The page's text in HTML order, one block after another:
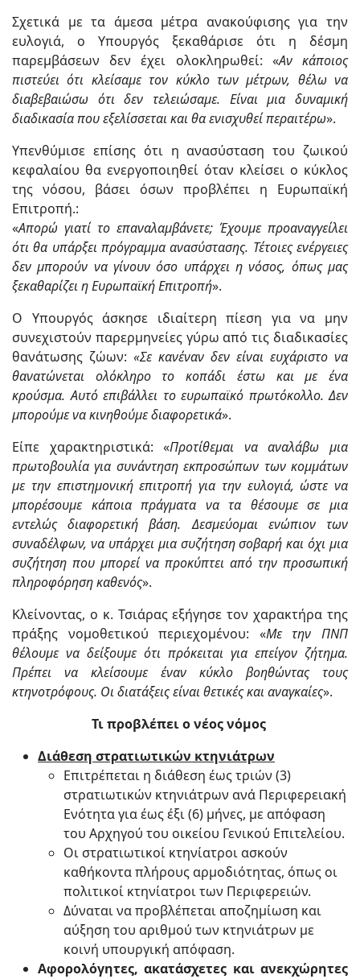
Σχετικά με τα άμεσα μέτρα ανακούφισης για την
ευλογιά, ο Υπουργός ξεκαθάρισε ότι η δέσμη
παρεμβάσεων δεν έχει ολοκληρωθεί: «Αν κάποιος
πιστεύει ότι κλείσαμε τον κύκλο των μέτρων, θέλω να
διαβεβαιώσω ότι δεν τελειώσαμε. Είναι μια δυναμική
διαδικασία που εξελίσσεται και θα ενισχυθεί περαιτέρω».
Υπενθύμισε επίσης ότι η ανασύσταση του ζωικού
κεφαλαίου θα ενεργοποιηθεί όταν κλείσει ο κύκλος
της νόσου, βάσει όσων προβλέπει η Ευρωπαϊκή
Επιτροπή.:
«Απορώ γιατί το επαναλαμβάνετε; Έχουμε προαναγγείλει
ότι θα υπάρξει πρόγραμμα ανασύστασης. Τέτοιες ενέργειες
δεν μπορούν να γίνουν όσο υπάρχει η νόσος, όπως μας
ξεκαθαρίζει η Ευρωπαϊκή Επιτροπή».
Ο Υπουργός άσκησε ιδιαίτερη πίεση για να μην
συνεχιστούν παρερμηνείες γύρω από τις διαδικασίες
θανάτωσης ζώων: «Σε κανέναν δεν είναι ευχάριστο να
θανατώνεται ολόκληρο το κοπάδι έστω και με ένα
κρούσμα. Αυτό επιβάλλει το ευρωπαϊκό πρωτόκολλο. Δεν
μπορούμε να κινηθούμε διαφορετικά».
Είπε χαρακτηριστικά: «Προτίθεμαι να αναλάβω μια
πρωτοβουλία για συνάντηση εκπροσώπων των κομμάτων
με την επιστημονική επιτροπή για την ευλογιά, ώστε να
μπορέσουμε κάποια πράγματα να τα θέσουμε σε μια
εντελώς διαφορετική βάση. Δεσμεύομαι ενώπιον των
συναδέλφων, να υπάρχει μια συζήτηση σοβαρή και όχι μια
συζήτηση που μπορεί να προκύπτει από την προσωπική
πληροφόρηση καθενός».
Κλείνοντας, ο κ. Τσιάρας εξήγησε τον χαρακτήρα της
πράξης νομοθετικού περιεχομένου: «Με την ΠΝΠ
θέλουμε να δείξουμε ότι πρόκειται για επείγον ζήτημα.
Πρέπει να κλείσουμε έναν κύκλο βοηθώντας τους
κτηνοτρόφους. Οι διατάξεις είναι θετικές και αναγκαίες».
Τι προβλέπει ο νέος νόμος
Διάθεση στρατιωτικών κτηνιάτρων
Επιτρέπεται η διάθεση έως τριών (3)
στρατιωτικών κτηνιάτρων ανά Περιφερειακή
Ενότητα για έως έξι (6) μήνες, με απόφαση
του Αρχηγού του οικείου Γενικού Επιτελείου.
Οι στρατιωτικοί κτηνίατροι ασκούν
καθήκοντα πλήρους αρμοδιότητας, όπως οι
πολιτικοί κτηνίατροι των Περιφερειών.
Δύναται να προβλέπεται αποζημίωση και
αύξηση του αριθμού των κτηνιάτρων με
κοινή υπουργική απόφαση.
Αφορολόγητες, ακατάσχετες και ανεκχώρητες